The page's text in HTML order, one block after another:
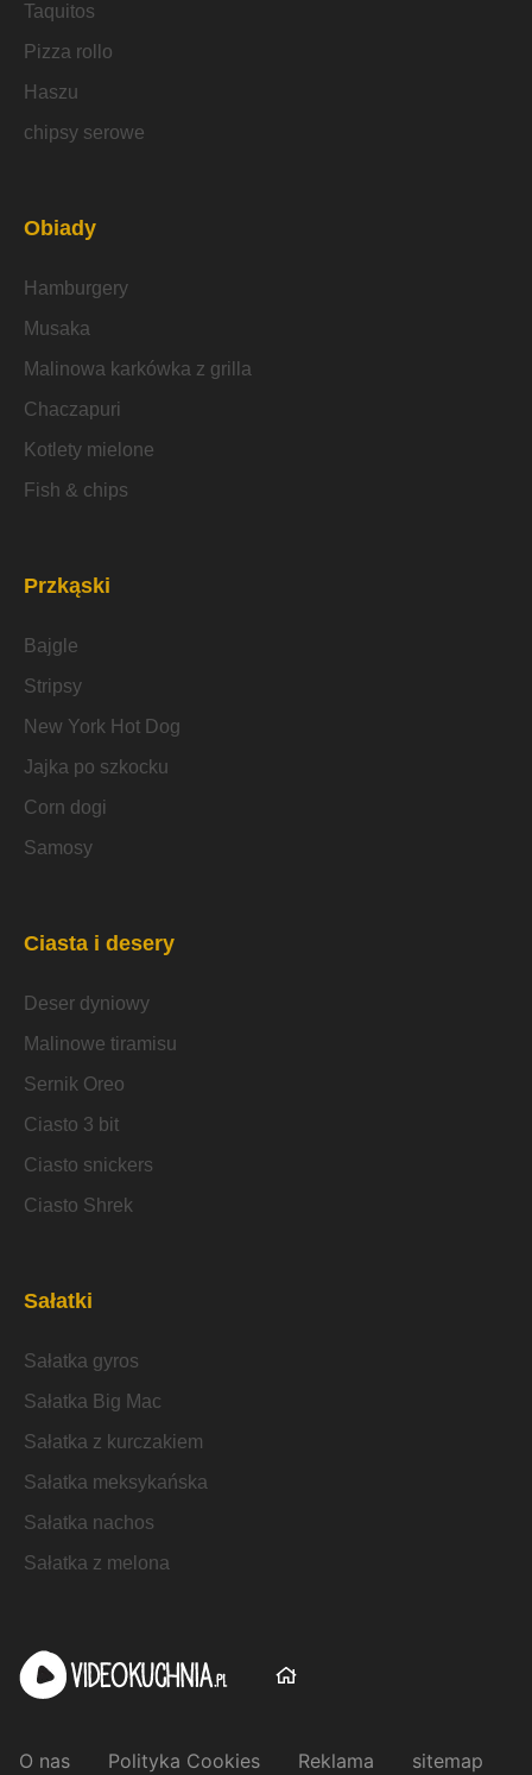
Taquitos
Pizza rollo
Haszu
chipsy serowe
Obiady
Hamburgery
Musaka
Malinowa karkówka z grilla
Chaczapuri
Kotlety mielone
Fish & chips
Przkąski
Bajgle
Stripsy
New York Hot Dog
Jajka po szkocku
Corn dogi
Samosy
Ciasta i desery
Deser dyniowy
Malinowe tiramisu
Sernik Oreo
Ciasto 3 bit
Ciasto snickers
Ciasto Shrek
Sałatki
Sałatka gyros
Sałatka Big Mac
Sałatka z kurczakiem
Sałatka meksykańska
Sałatka nachos
Sałatka z melona
O nas Polityka Cookies Reklama sitemap